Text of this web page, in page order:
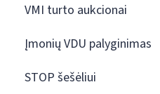
VMI turto aukcionai
Įmonių VDU palyginimas
STOP šešėliui